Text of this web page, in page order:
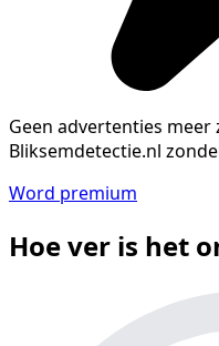
Geen advertenties meer
Bliksemdetectie.nl
Word premium
Hoe ver is het